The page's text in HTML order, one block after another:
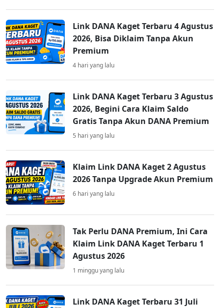
Link DANA Kaget Terbaru 4 Agustus
2026, Bisa Diklaim Tanpa Akun
Premium
4 hari yang lalu
Link DANA Kaget Terbaru 3 Agustus
2026, Begini Cara Klaim Saldo
Gratis Tanpa Akun DANA Premium
5 hari yang lalu
Klaim Link DANA Kaget 2 Agustus
2026 Tanpa Upgrade Akun Premium
6 hari yang lalu
Tak Perlu DANA Premium, Ini Cara
Klaim Link DANA Kaget Terbaru 1
Agustus 2026
1 minggu yang lalu
Link DANA Kaget Terbaru 31 Juli